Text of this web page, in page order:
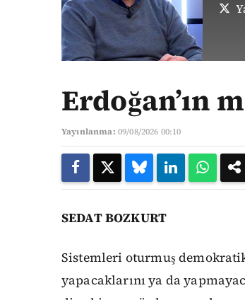
Erdoğan’ın
Yayınlanma: 09/08/2026 00:10
SEDAT BOZKURT
Sistemleri oturmuş
yapacaklarını ya da